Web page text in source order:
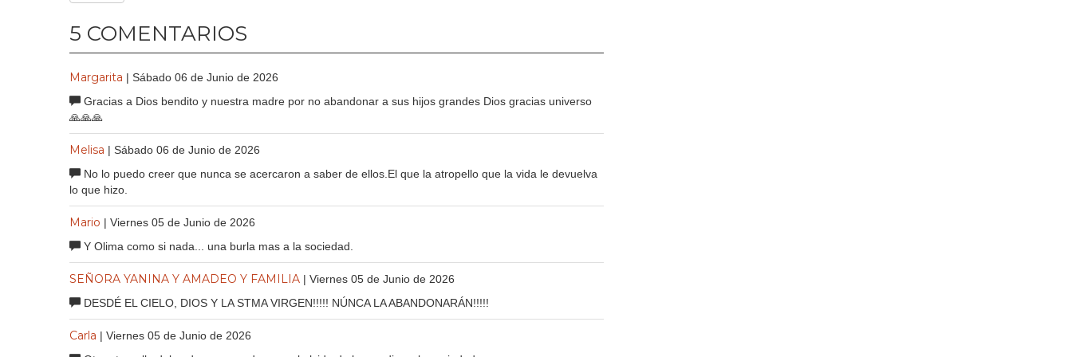
5 COMENTARIOS
Margarita | Sábado 06 de Junio de 2026
Gracias a Dios bendito y nuestra madre por no abandonar a sus hijos grandes Dios gracias universo
🙏🙏🙏
Melisa | Sábado 06 de Junio de 2026
No lo puedo creer que nunca se acercaron a saber de ellos.El que la atropello que la vida le devuelva
lo que hizo.
Mario | Viernes 05 de Junio de 2026
Y Olima como si nada... una burla mas a la sociedad.
SEÑORA YANINA Y AMADEO Y FAMILIA | Viernes 05 de Junio de 2026
DESDÉ EL CIELO, DIOS Y LA STMA VIRGEN!!!!! NÚNCA LA ABANDONARÁN!!!!!
Carla | Viernes 05 de Junio de 2026